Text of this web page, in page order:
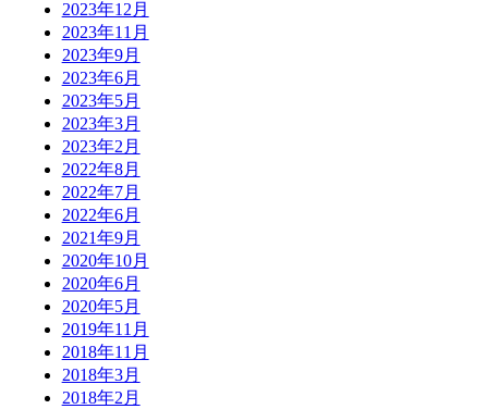
2023年12月
2023年11月
2023年9月
2023年6月
2023年5月
2023年3月
2023年2月
2022年8月
2022年7月
2022年6月
2021年9月
2020年10月
2020年6月
2020年5月
2019年11月
2018年11月
2018年3月
2018年2月